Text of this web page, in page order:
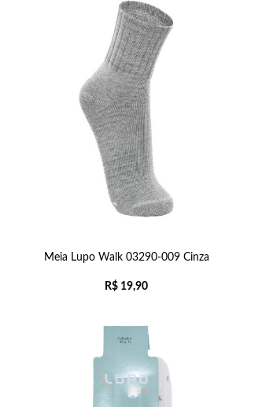
Meia Lupo Walk 03290-009 Cinza
R$ 19,90